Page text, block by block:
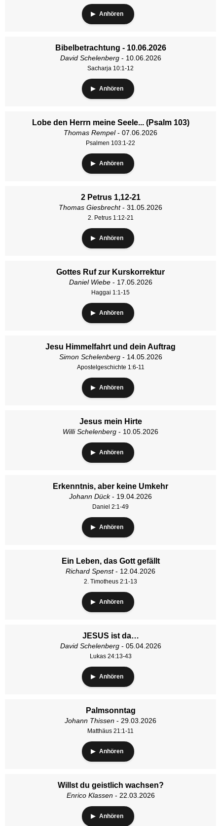
Anhören
Bibelbetrachtung - 10.06.2026
David Schelenberg- 10.06.2026
Sacharja 10:1-12
Anhören
Lobe den Herrn meine Seele... (Psalm 103)
Thomas Rempel- 07.06.2026
Psalmen 103:1-22
Anhören
2 Petrus 1,12-21
Thomas Giesbrecht- 31.05.2026
2. Petrus 1:12-21
Anhören
Gottes Ruf zur Kurskorrektur
Daniel Wiebe- 17.05.2026
Haggai 1:1-15
Anhören
Jesu Himmelfahrt und dein Auftrag
Simon Schelenberg- 14.05.2026
Apostelgeschichte 1:6-11
Anhören
Jesus mein Hirte
Willi Schelenberg - 10.05.2026
Anhören
Erkenntnis, aber keine Umkehr
Johann Dück- 19.04.2026
Daniel 2:1-49
Anhören
Ein Leben, das Gott gefällt
Richard Spenst- 12.04.2026
2. Timotheus 2:1-13
Anhören
JESUS ist da…
David Schelenberg- 05.04.2026
Lukas 24:13-43
Anhören
Palmsonntag
Johann Thissen - 29.03.2026
Matthäus 21:1-11
Anhören
Willst du geistlich wachsen?
Enrico Klassen- 22.03.2026
Anhören